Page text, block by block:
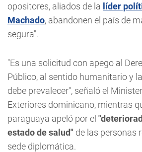
opositores, aliados de la líder
Machado, abandonen el país de
segura".
"Es una solicitud con apego al
Público, al sentido humanitario y
debe prevalecer", señaló el
Exteriores dominicano, mientras
paraguaya apeló por el
estado de salud" de las personas
sede diplomática.